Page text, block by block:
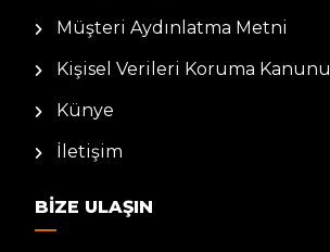
Müşteri Aydınlatma Metni
Kişisel Verileri Koruma Kanunu
Künye
İletişim
BIZE ULAŞIN